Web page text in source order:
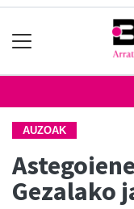
AUZOAK
Gezalako